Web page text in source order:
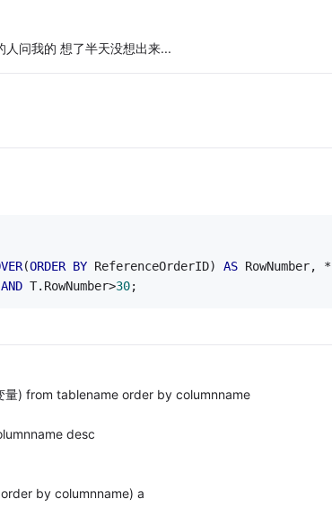
问我的 想了半天没想出来...
(ORDER BY ReferenceOrderID) AS RowNumber, *
AND T.RowNumber>30;
) from tablename order by columnname
desc
by columnname) a